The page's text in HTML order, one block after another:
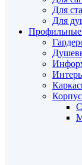
Для
Для